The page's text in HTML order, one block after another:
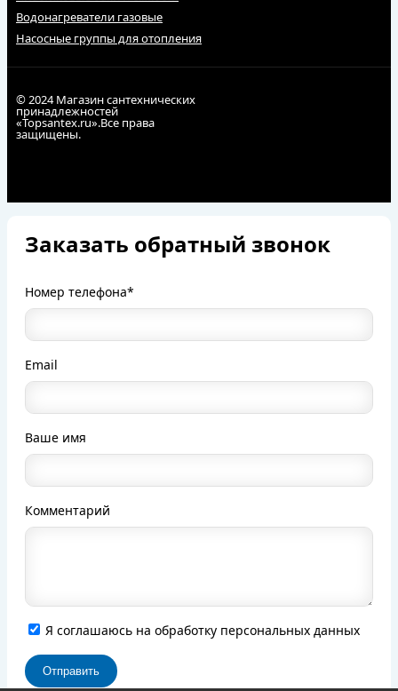
Водонагреватели газовые
Насосные группы для отопления
© 2024 Магазин сантехнических
принадлежностей
«Topsantex.ru».Все права
защищены.
Заказать обратный звонок
Номер телефона*
Email
Ваше имя
Комментарий
Я соглашаюсь на обработку персональных данных